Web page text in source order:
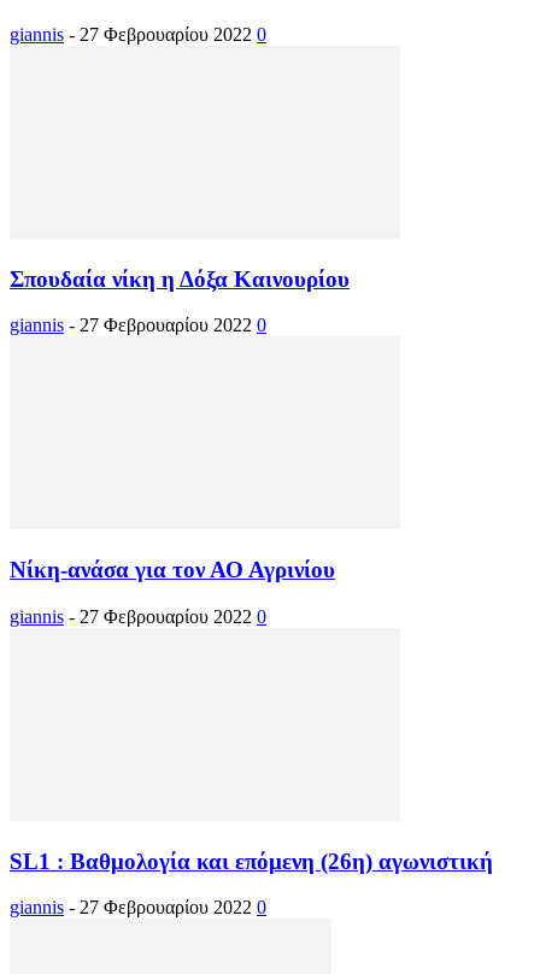
giannis - 27 Φεβρουαρίου 2022 0
Σπουδαία νίκη η Δόξα Καινουρίου
giannis - 27 Φεβρουαρίου 2022 0
Νίκη-ανάσα για τον ΑΟ Αγρινίου
giannis - 27 Φεβρουαρίου 2022 0
SL1 : Βαθμολογία και επόμενη (26η) αγωνιστική
giannis - 27 Φεβρουαρίου 2022 0